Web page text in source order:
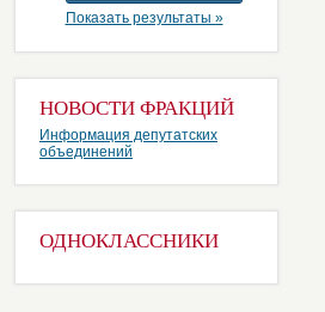
Показать результаты »
НОВОСТИ ФРАКЦИЙ
Информация депутатских
объединений
ОДНОКЛАССНИКИ